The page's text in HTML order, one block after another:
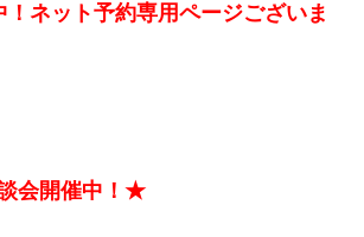
ネット予約専用ページございま
会開催中！★